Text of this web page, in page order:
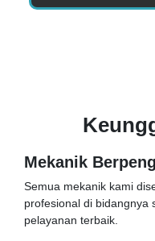
Mekanik
Semua mekanik kami
profesional di bidangnya
pelayanan terbaik.